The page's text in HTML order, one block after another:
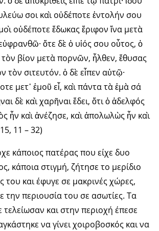
σοι καὶ οὐδέποτε ἐντολήν σου
οὐδέποτε ἔδωκας ἔριφον ἵνα μετὰ
ὅτε δὲ ὁ υἱός σου οὗτος, ὁ
βίον μετὰ πορνῶν, ἦλθεν, ἔθυσας
τὸν σιτευτόν. ὁ δὲ εἶπεν αὐτῷ·
μετ᾿ ἐμοῦ εἶ, καὶ πάντα τὰ ἐμὰ σά
δὲ καὶ χαρῆναι ἔδει, ὅτι ὁ ἀδελφός
ἦν καὶ ἀνέζησε, καὶ ἀπολωλὼς ἦν καὶ
11 – 32)
κάποιος πατέρας που είχε δυο
κάποια στιγμή, ζήτησε το μερίδιο
του και έφυγε σε μακρινές χώρες,
περιουσία του σε ασωτίες. Τα
και στην περιοχή έπεσε
να γίνει χοιροβοσκός και να